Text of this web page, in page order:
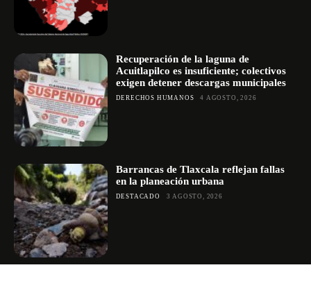
Recuperación de la laguna de
Acuitlapilco es insuficiente; colectivos
exigen detener descargas municipales
DERECHOS HUMANOS 4 AGOSTO, 2026
Barrancas de Tlaxcala reflejan fallas
en la planeación urbana
DESTACADO 3 AGOSTO, 2026